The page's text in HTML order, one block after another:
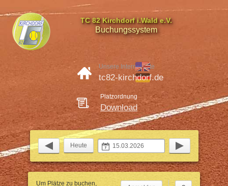
TC 82 Kirchdorf i.Wald e.V.
Buchungssystem
Unsere Internetseite
tc82-kirchdorf.de
Platzordnung
Download
Heute
Um Plätze zu buchen,